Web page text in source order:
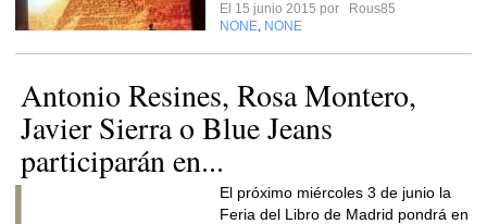
El 15 junio 2015 por
Rous85
NONE NONE
Antonio Resines, Rosa Montero,
Javier Sierra o Blue Jeans
participarán en...
El próximo miércoles 3 de junio la
Feria del Libro de Madrid pondrá en